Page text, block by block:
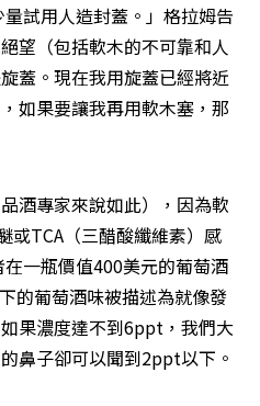
試用人造封蓋。」格拉姆告
望（包括軟木的不可靠和人
蓋。現在我用旋蓋已經將近
如果要讓我再用軟木塞，那
酒專家來說如此），因為軟
或TCA（三醋酸纖維素）感
一瓶價值400美元的葡萄酒
的葡萄酒味被描述為就像發
果濃度達不到6ppt，我們大
鼻子卻可以聞到2ppt以下。